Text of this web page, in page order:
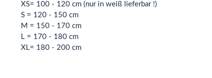
XS= 100 - 120 cm (nur in weiß lieferbar !)
S = 120 - 150 cm
M = 150 - 170 cm
L = 170 - 180 cm
XL= 180 - 200 cm